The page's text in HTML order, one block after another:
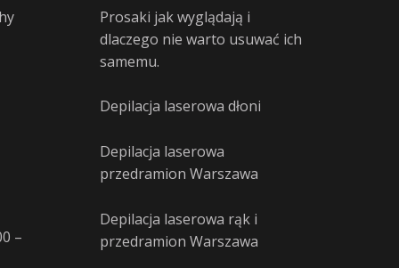
–
Prosaki jak wyglądają i
dlaczego nie warto usuwać ich
samemu.
Depilacja laserowa dłoni
Depilacja laserowa
przedramion Warszawa
Depilacja laserowa rąk i
przedramion Warszawa